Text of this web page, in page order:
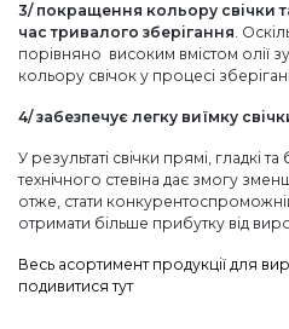
3/ покращення кольору свічки
час тривалого зберігання.
порівняно високим вмістом олії
кольору свічок у процесі
4/ забезпечує легку виїмку
У результаті свічки прямі, гладкі
технічного стевіна дає змогу
отже, стати
отримати більше прибутку від
Весь асортимент продукції для
подивитися тут